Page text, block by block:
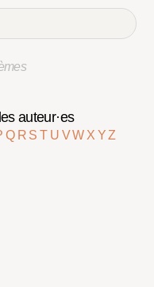
auteur·es
Q R ST U VW X YZ